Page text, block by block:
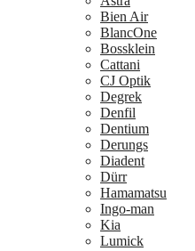
Bien Air
BlancOne
Bossklein
Cattani
CJ Optik
Degrek
Denfil
Dentium
Derungs
Diadent
Dürr
Hamamatsu
Ingo-man
Kia
Lumick